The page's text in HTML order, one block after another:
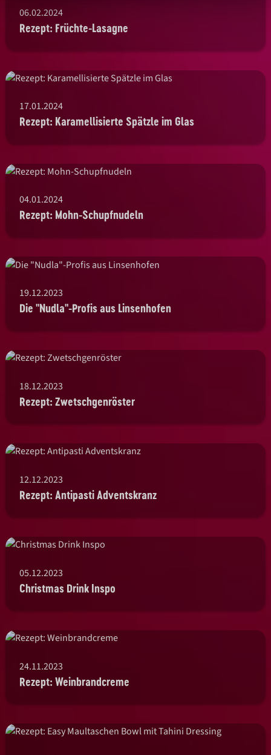
06.02.2024
Rezept: Früchte-Lasagne
17.01.2024
Rezept: Karamellisierte Spätzle im Glas
04.01.2024
Rezept: Mohn-Schupfnudeln
19.12.2023
Die "Nudla"-Profis aus Linsenhofen
18.12.2023
Rezept: Zwetschgenröster
12.12.2023
Rezept: Antipasti Adventskranz
05.12.2023
Christmas Drink Inspo
24.11.2023
Rezept: Weinbrandcreme